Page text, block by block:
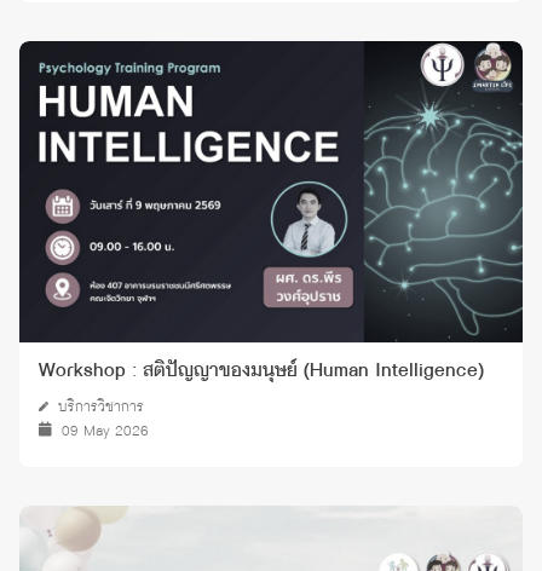
Workshop : สติปัญญาของมนุษย์ (Human Intelligence)
บริการวิชาการ
09 May 2026